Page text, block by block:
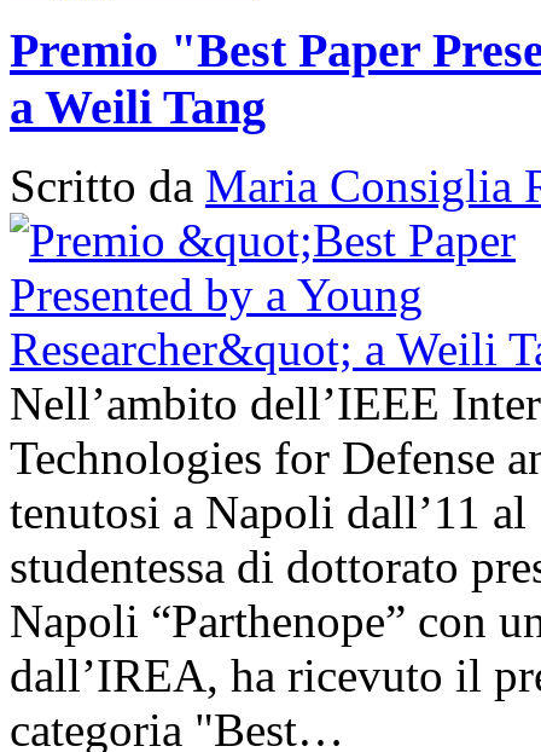
Premio "Best Paper
a Weili Tang
Scritto da Maria Consiglia
Nell’ambito dell’IEEE
Technologies for Defense
tenutosi a Napoli dall’11
studentessa di dottorato
Napoli “Parthenope” con
dall’IREA, ha ricevuto il
categoria "Best…